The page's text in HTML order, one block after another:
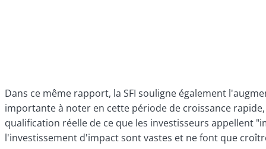
Dans ce même rapport, la SFI souligne également
importante à noter en cette période de croissance
qualification réelle de ce que les investisseurs appellent
l'investissement d'impact sont vastes et ne font que